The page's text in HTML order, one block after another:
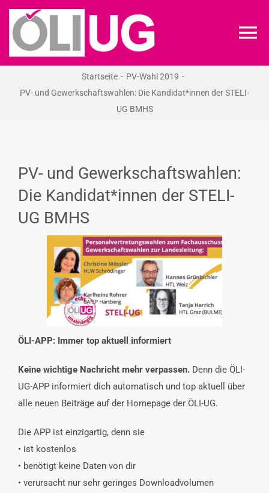
Zum
Inhalt
springen
RECHT
VERANSTALTUNGEN
INTERESSENSVERTRETUNG
KONTAKT
Startseite
PV-Wahl 2019
PV- und Gewerkschaftswahlen: Die Kandidat*innen der STELI-
UG BMHS
PV- und Gewerkschaftswahlen:
Die Kandidat*innen der STELI-
UG BMHS
ÖLI-APP: Immer top aktuell informiert
Keine wichtige Nachricht mehr verpassen. Denn die ÖLI-
UG-APP informiert dich automatisch und top aktuell über
alle neuen Beiträge auf der Homepage der ÖLI-UG.
Die APP ist einzigartig, denn sie
• ist kostenlos
• benötigt keine Daten von dir
• verursacht nur sehr geringes Downloadvolumen